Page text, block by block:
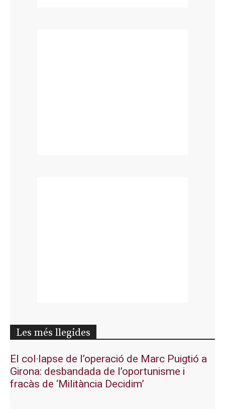
Les més llegides
El col·lapse de l’operació de Marc Puigtió a
Girona: desbandada de l’oportunisme i
fracàs de ‘Militància Decidim’